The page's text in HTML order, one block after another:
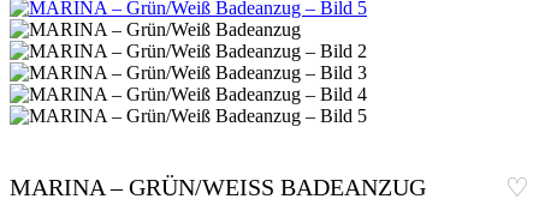
MARINA – GRÜN/WEISS BADEANZUG